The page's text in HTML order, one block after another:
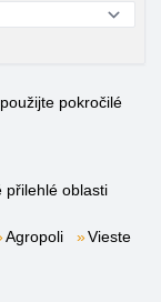
pokročilé
přilehlé oblasti
Agropoli
Vieste